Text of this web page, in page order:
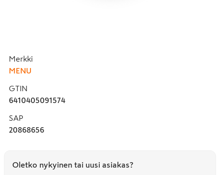
Merkki
MENU
GTIN
6410405091574
SAP
20868656
Oletko nykyinen tai uusi asiakas?